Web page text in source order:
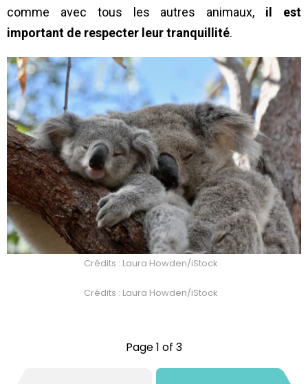
comme avec tous les autres animaux, il est
important de respecter leur tranquillité.
Crédits : Laura Howden/iStock
Crédits : Laura Howden/iStock
Page 1 of 3